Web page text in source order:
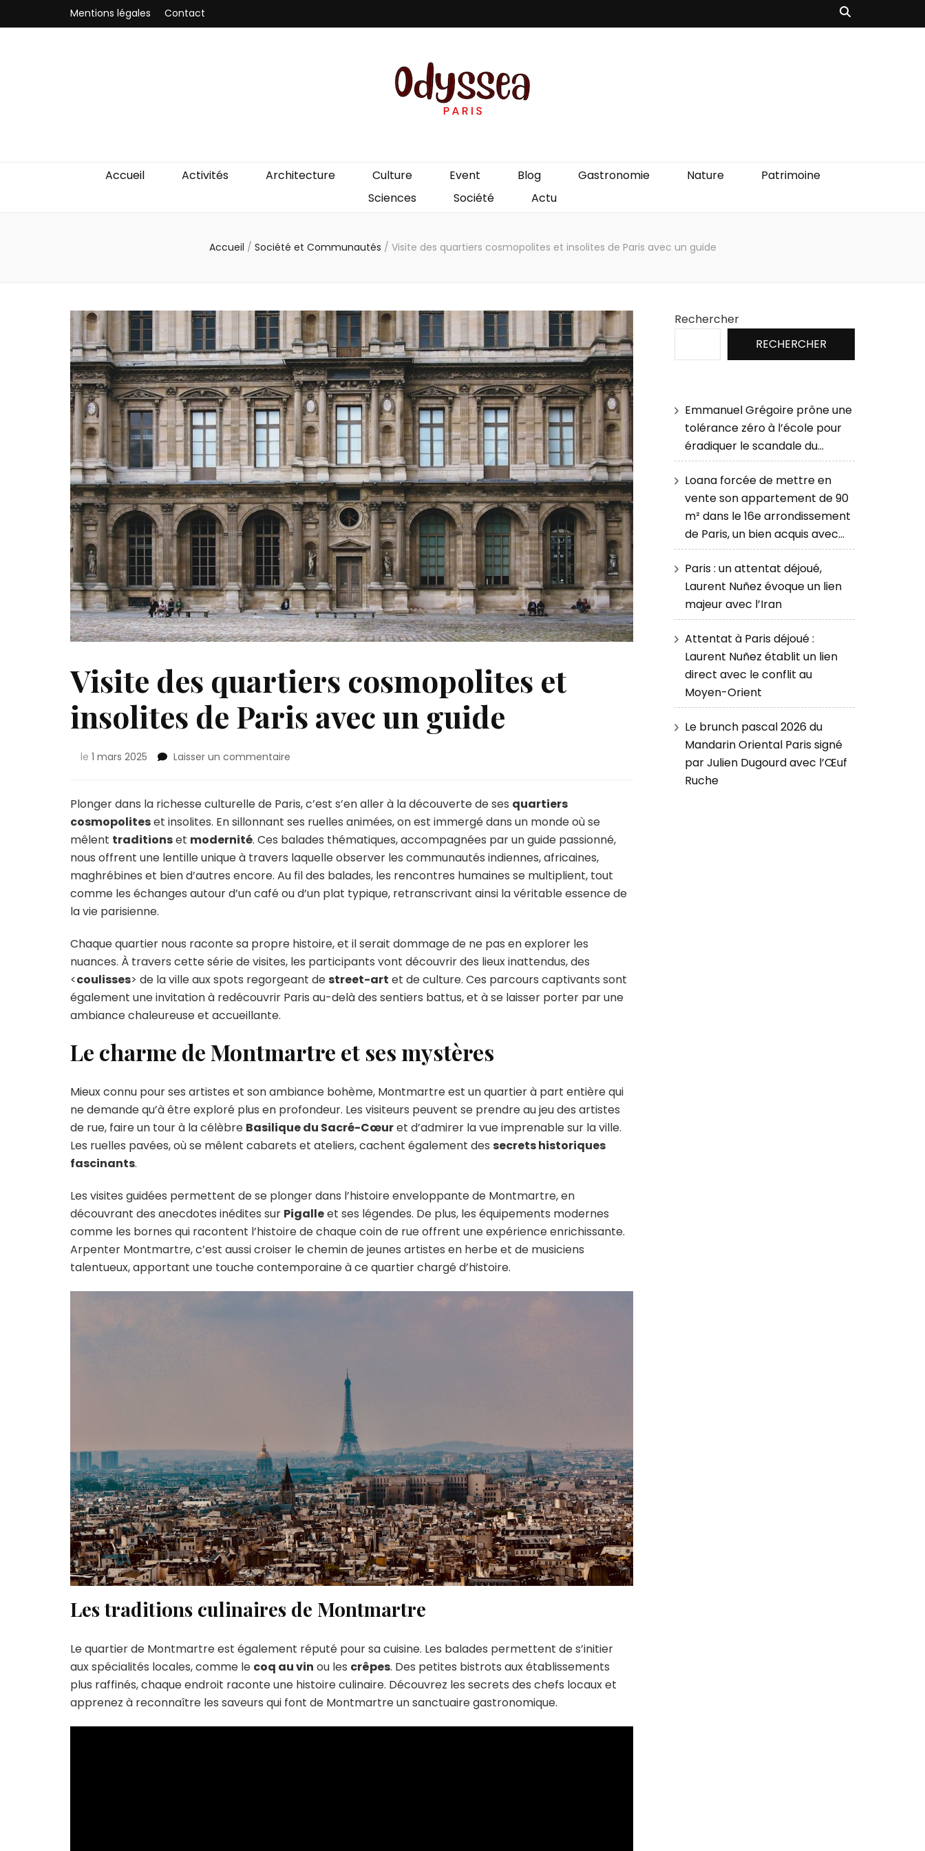
Mentions légales Contact
Accueil Activités Architecture Culture Event Blog Gastronomie Nature
Patrimoine
Sciences
Société Actu
Accueil / Société et Communautés / Visite des quartiers cosmopolites et insolites de Paris avec un guide
Visite des quartiers cosmopolites et
insolites de Paris avec un guide
le 1 mars 2025 Laisser un commentaire
quartiers
cosmopolites
et
insolites
de
Paris
avec
un
Plonger dans la richesse culturelle de Paris, c’est s’en aller à la découverte de ses quartiers
cosmopoliteset insolites. En sillonnant ses ruelles animées, on est immergé dans un monde où se
mêlent traditionset modernité. Ces balades thématiques, accompagnées par un guide passionné,
nous offrent une lentille unique à travers laquelle observer les communautés indiennes, africaines,
maghrébines et bien d’autres encore. Au fil des balades, les rencontres humaines se multiplient, tout
comme les échanges autour d’un café ou d’un plat typique, retranscrivant ainsi la véritable essence de
la vie parisienne.
Chaque quartier nous raconte sa propre histoire, et il serait dommage de ne pas en explorer les
nuances. À travers cette série de visites, les participants vont découvrir des lieux inattendus, des
<coulisses> de la ville aux spots regorgeant destreet-art et de culture. Ces parcours captivants sont
également une invitation à redécouvrir Paris au-delà des sentiers battus, et à se laisser porter par une
ambiance chaleureuse et accueillante.
Le charme de Montmartre et ses mystères
Mieux connu pour ses artistes et son ambiance bohème, Montmartre est un quartier à part entière qui
ne demande qu’à être exploré plus en profondeur. Les visiteurs peuvent se prendre au jeu des artistes
de rue, faire un tour à la célèbre Basilique du Sacré-Cœuret d’admirer la vue imprenable sur la ville.
Les ruelles pavées, où se mêlent cabarets et ateliers, cachent également des secrets historiques
fascinants.
Les visites guidées permettent de se plonger dans l’histoire enveloppante de Montmartre, en
découvrant des anecdotes inédites sur Pigalleet ses légendes. De plus, les équipements modernes
comme les bornes qui racontent l’histoire de chaque coin de rue offrent une expérience enrichissante.
Arpenter Montmartre, c’est aussi croiser le chemin de jeunes artistes en herbe et de musiciens
talentueux, apportant une touche contemporaine à ce quartier chargé d’histoire.
Les traditions culinaires de Montmartre
Le quartier de Montmartre est également réputé pour sa cuisine. Les balades permettent de s’initier
aux spécialités locales, comme le coq au vin ou les crêpes. Des petites bistrots aux établissements
plus raffinés, chaque endroit raconte une histoire culinaire. Découvrez les secrets des chefs locaux et
apprenez à reconnaître les saveurs qui font de Montmartre un sanctuaire gastronomique.
Rechercher
RECHERCHER
Emmanuel Grégoire prône une
tolérance zéro à l’école pour
éradiquer le scandale du…
Loana forcée de mettre en
vente son appartement de 90
m² dans le 16e arrondissement
de Paris, un bien acquis avec…
Paris : un attentat déjoué,
Laurent Nuñez évoque un lien
majeur avec l’Iran
Attentat à Paris déjoué :
Laurent Nuñez établit un lien
direct avec le conflit au
Moyen-Orient
Le brunch pascal 2026 du
Mandarin Oriental Paris signé
par Julien Dugourd avec l’Œuf
Ruche